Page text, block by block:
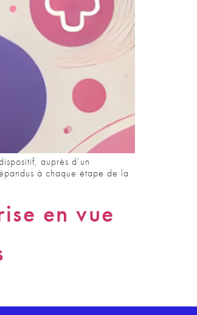
auprès d’un
à chaque étape de la
en vue